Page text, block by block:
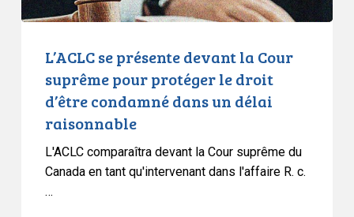
le
dans
délai
raisonnable
L’ACLC se présente devant la Cour
suprême pour protéger le droit
d’être condamné dans un délai
raisonnable
L'ACLC comparaîtra devant la Cour suprême du
Canada en tant qu'intervenant dans l'affaire R. c.
…